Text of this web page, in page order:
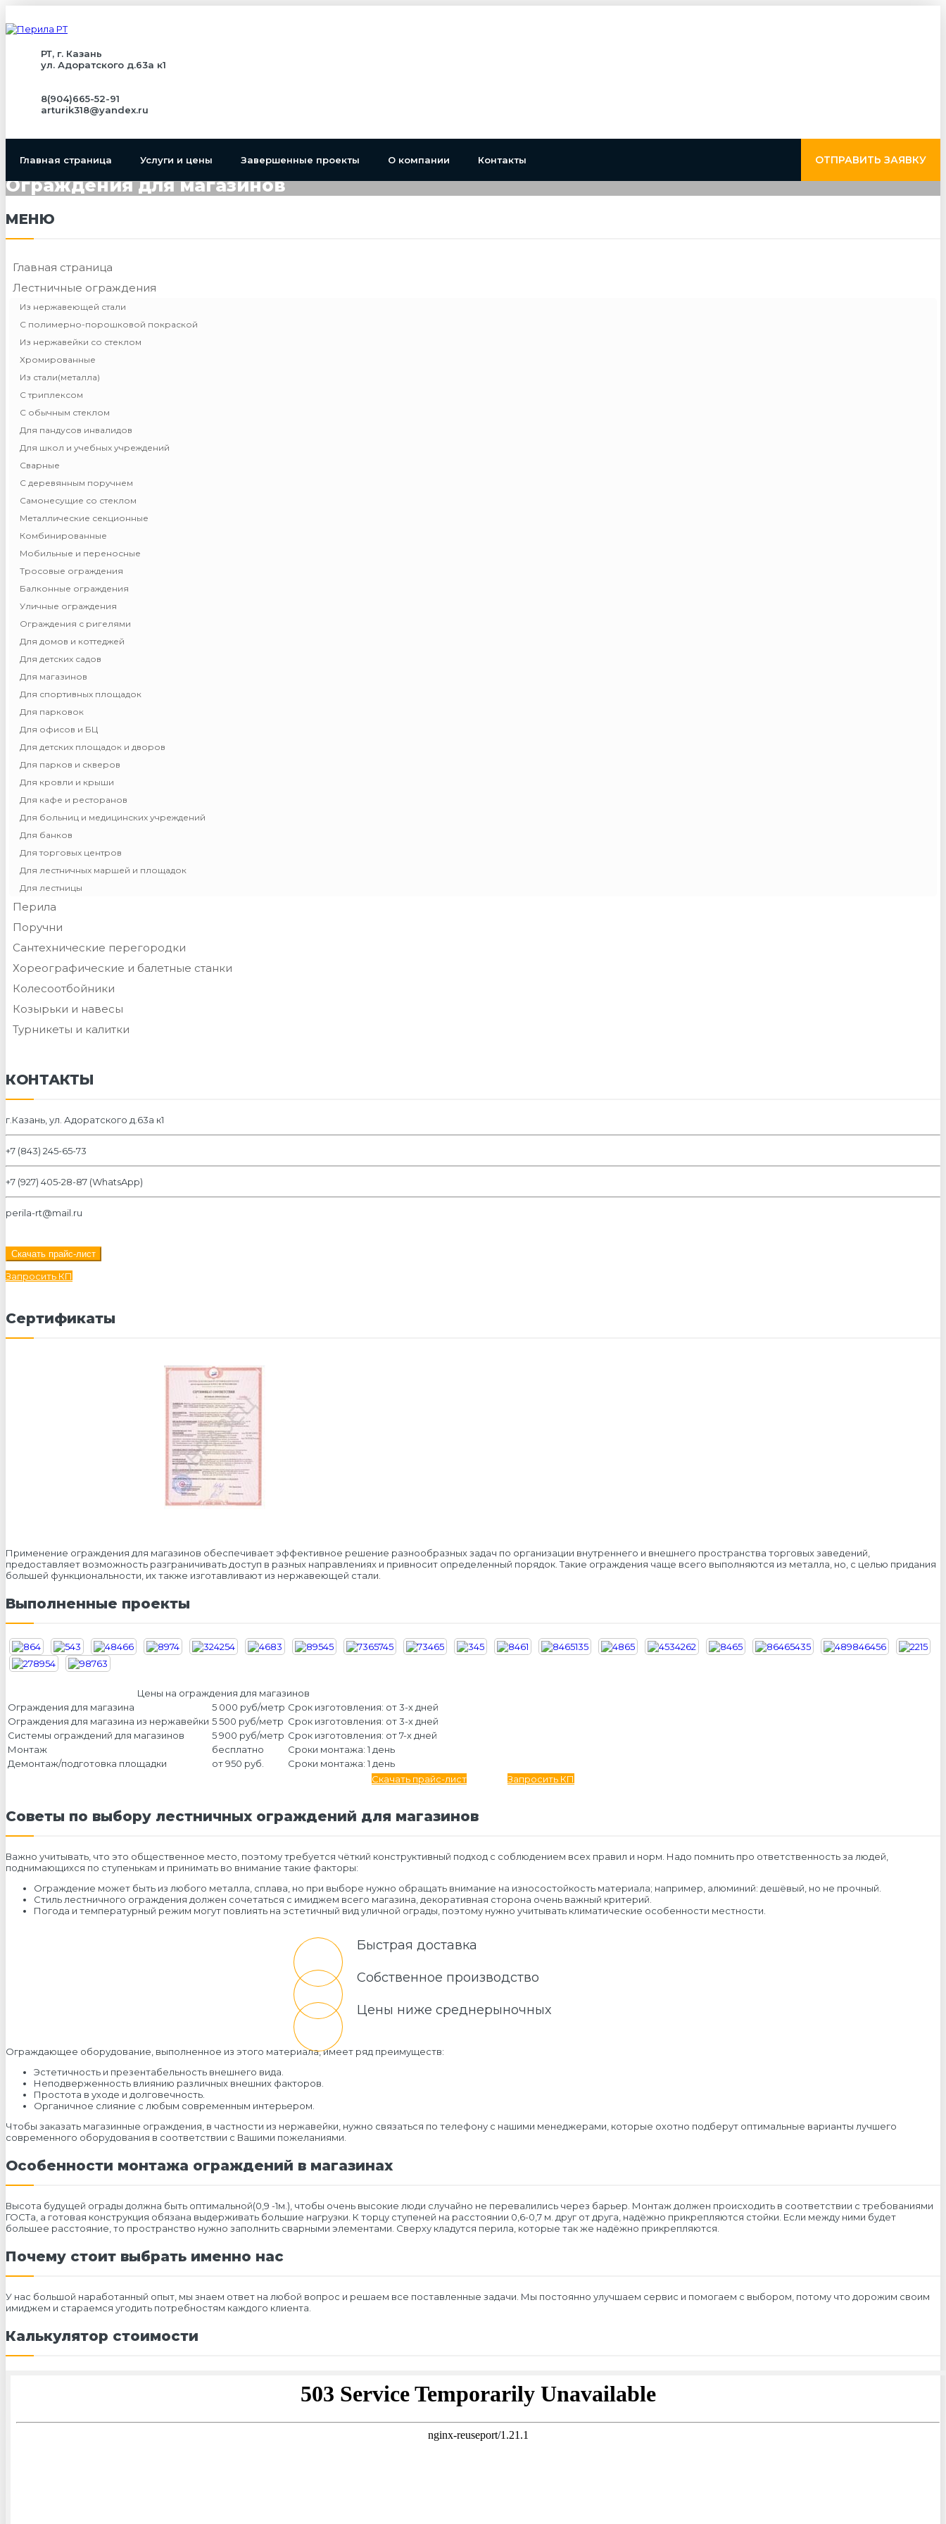
РТ, г. Казань
ул. Адоратского д.63а к1
8(904)665-52-91
arturik318@yandex.ru
Главная страница Услуги и цены Завершенные проекты О компании Контакты ОТПРАВИТЬ ЗАЯВКУ
Ограждения для магазинов
МЕНЮ
Главная страница
Лестничные ограждения
Из нержавеющей стали
С полимерно-порошковой покраской
Из нержавейки со стеклом
Хромированные
Из стали(металла)
С триплексом
С обычным стеклом
Для пандусов инвалидов
Для школ и учебных учреждений
Сварные
С деревянным поручнем
Самонесущие со стеклом
Металлические секционные
Комбинированные
Мобильные и переносные
Тросовые ограждения
Балконные ограждения
Уличные ограждения
Ограждения с ригелями
Для домов и коттеджей
Для детских садов
Для магазинов
Для спортивных площадок
Для парковок
Для офисов и БЦ
Для детских площадок и дворов
Для парков и скверов
Для кровли и крыши
Для кафе и ресторанов
Для больниц и медицинских учреждений
Для банков
Для торговых центров
Для лестничных маршей и площадок
Для лестницы
Перила
Поручни
Сантехнические перегородки
Хореографические и балетные станки
Колесоотбойники
Козырьки и навесы
Турникеты и калитки
КОНТАКТЫ
г.Казань, ул. Адоратского д.63а к1
+7 (843) 245-65-73
+7 (927) 405-28-87 (WhatsApp)
perila-rt@mail.ru
Скачать прайс-лист
Запросить КП
Сертификаты
Применение ограждения для магазинов обеспечивает эффективное решение разнообразных задач по организации внутреннего и внешнего пространства торговых заведений,
предоставляет возможность разграничивать доступ в разных направлениях и привносит определенный порядок. Такие ограждения чаще всего выполняются из металла, но, с целью придания
большей функциональности, их также изготавливают из нержавеющей стали.
Выполненные проекты
Цены на ограждения для магазинов
Ограждения для магазина
5 000 руб/метр Срок изготовления: от 3-х дней
Ограждения для магазина из нержавейки 5 500 руб/метр Срок изготовления: от 3-х дней
Системы ограждений для магазинов
5 900 руб/метр Срок изготовления: от 7-х дней
Монтаж
бесплатно
Сроки монтажа: 1 день
Демонтаж/подготовка площадки
от 950 руб.
Сроки монтажа: 1 день
Скачать прайс-лист
Запросить КП
Советы по выбору лестничных ограждений для магазинов
Важно учитывать, что это общественное место, поэтому требуется чёткий конструктивный подход с соблюдением всех правил и норм. Надо помнить про ответственность за людей,
поднимающихся по ступенькам и принимать во внимание такие факторы:
Ограждение может быть из любого металла, сплава, но при выборе нужно обращать внимание на износостойкость материала; например, алюминий: дешёвый, но не прочный.
Стиль лестничного ограждения должен сочетаться с имиджем всего магазина, декоративная сторона очень важный критерий.
Погода и температурный режим могут повлиять на эстетичный вид уличной ограды, поэтому нужно учитывать климатические особенности местности.
Быстрая доставка
Собственное производство
Цены ниже среднерыночных
Ограждающее оборудование, выполненное из этого материала, имеет ряд преимуществ:
Эстетичность и презентабельность внешнего вида.
Неподверженность влиянию различных внешних факторов.
Простота в уходе и долговечность.
Органичное слияние с любым современным интерьером.
Чтобы заказать магазинные ограждения, в частности из нержавейки, нужно связаться по телефону с нашими менеджерами, которые охотно подберут оптимальные варианты лучшего
современного оборудования в соответствии с Вашими пожеланиями.
Особенности монтажа ограждений в магазинах
Высота будущей ограды должна быть оптимальной(0,9 -1м.), чтобы очень высокие люди случайно не перевалились через барьер. Монтаж должен происходить в соответствии с требованиями
ГОСТа, а готовая конструкция обязана выдерживать большие нагрузки. К торцу ступеней на расстоянии 0,6-0,7 м. друг от друга, надёжно прикрепляются стойки. Если между ними будет
большее расстояние, то пространство нужно заполнить сварными элементами. Сверху кладутся перила, которые так же надёжно прикрепляются.
Почему стоит выбрать именно нас
У нас большой наработанный опыт, мы знаем ответ на любой вопрос и решаем все поставленные задачи. Мы постоянно улучшаем сервис и помогаем с выбором, потому что дорожим своим
имиджем и стараемся угодить потребностям каждого клиента.
Калькулятор стоимости